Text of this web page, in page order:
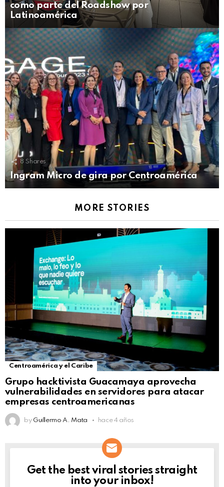
como parte del Roadshow por
Latinoamérica
8 Shares
Ingram Micro de gira por Centroamérica
MORE STORIES
Centroamérica y el Caribe
Grupo hacktivista Guacamaya aprovecha
vulnerabilidades en servidores para atacar
empresas centroamericanas
by Guillermo A. Mata hace 4 años
NEWSLETTER
Get the best viral stories straight
into your inbox!